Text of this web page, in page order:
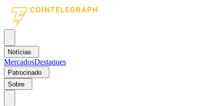
Notícias
MercadosDestaques
Patrocinado
Sobre